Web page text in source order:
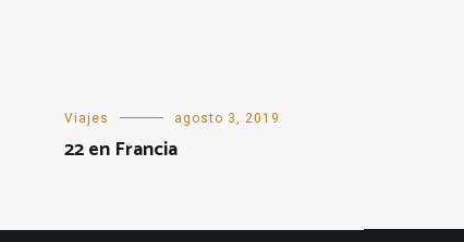
Viajes agosto 3, 2019
22 en Francia